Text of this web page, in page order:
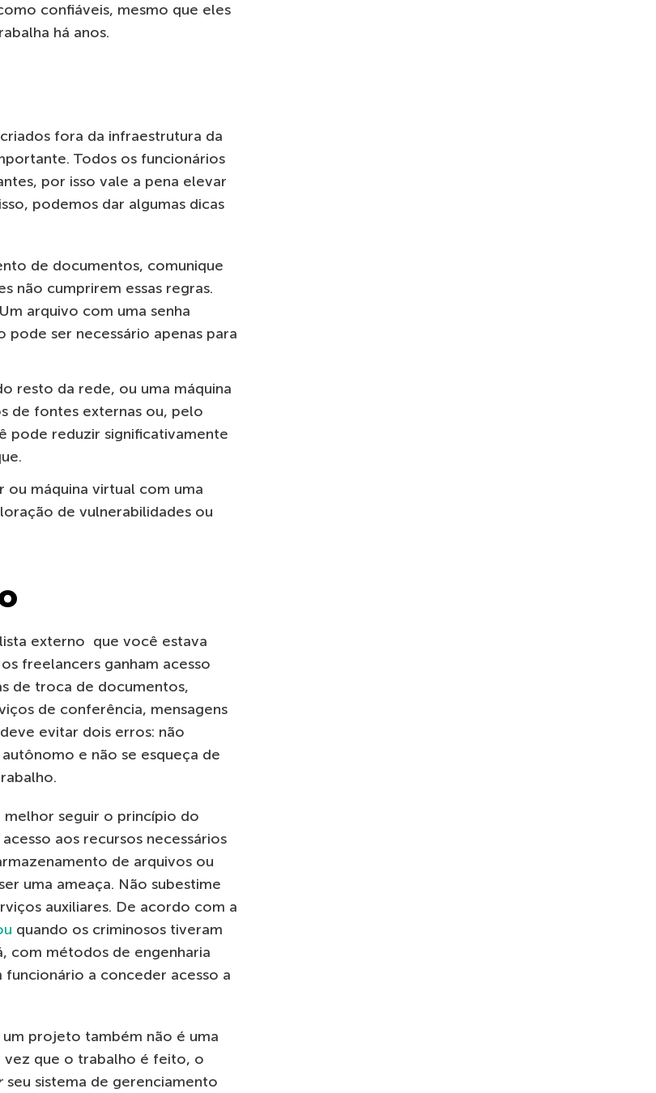
confiáveis, mesmo que eles
há anos.
fora da infraestrutura da
Todos os funcionários
por isso vale a pena elevar
podemos dar algumas dicas
de documentos, comunique
não cumprirem essas regras.
arquivo com uma senha
pode ser necessário apenas para
resto da rede, ou uma máquina
de fontes externas ou, pelo
pode reduzir significativamente
máquina virtual com uma
de vulnerabilidades ou
externo que você estava
freelancers ganham acesso
de troca de documentos,
de conferência, mensagens
evitar dois erros: não
e não se esqueça de
seguir o princípio do
aos recursos necessários
de arquivos ou
uma ameaça. Não subestime
auxiliares. De acordo com a
quando os criminosos tiveram
com métodos de engenharia
a conceder acesso a
projeto também não é uma
vez que o trabalho é feito, o
seu sistema de gerenciamento